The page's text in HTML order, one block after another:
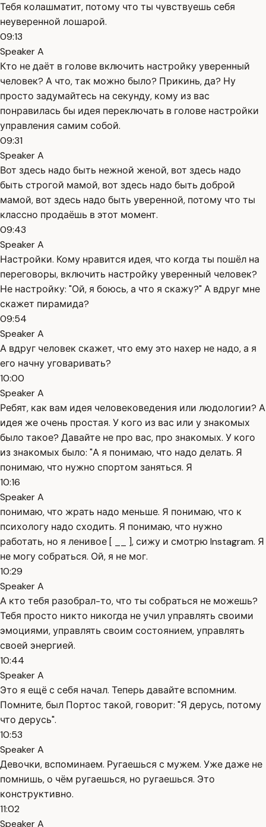
Тебя колашматит, потому что ты чувствуешь себя
неуверенной лошарой.
09:13
Speaker A
Кто не даёт в голове включить настройку уверенный
человек? А что, так можно было? Прикинь, да? Ну
просто задумайтесь на секунду, кому из вас
понравилась бы идея переключать в голове настройки
управления самим собой.
09:31
Speaker A
Вот здесь надо быть нежной женой, вот здесь надо
быть строгой мамой, вот здесь надо быть доброй
мамой, вот здесь надо быть уверенной, потому что ты
классно продаёшь в этот момент.
09:43
Speaker A
Настройки. Кому нравится идея, что когда ты пошёл на
переговоры, включить настройку уверенный человек?
Не настройку: "Ой, я боюсь, а что я скажу?" А вдруг мне
скажет пирамида?
09:54
Speaker A
А вдруг человек скажет, что ему это нахер не надо, а я
его начну уговаривать?
10:00
Speaker A
Ребят, как вам идея человековедения или людологии? А
идея же очень простая. У кого из вас или у знакомых
было такое? Давайте не про вас, про знакомых. У кого
из знакомых было: "А я понимаю, что надо делать. Я
понимаю, что нужно спортом заняться. Я
10:16
Speaker A
понимаю, что жрать надо меньше. Я понимаю, что к
психологу надо сходить. Я понимаю, что нужно
работать, но я ленивое [ __ ], сижу и смотрю Instagram. Я
не могу собраться. Ой, я не мог.
10:29
Speaker A
А кто тебя разобрал-то, что ты собраться не можешь?
Тебя просто никто никогда не учил управлять своими
эмоциями, управлять своим состоянием, управлять
своей энергией.
10:44
Speaker A
Это я ещё с себя начал. Теперь давайте вспомним.
Помните, был Портос такой, говорит: "Я дерусь, потому
что дерусь".
10:53
Speaker A
Девочки, вспоминаем. Ругаешься с мужем. Уже даже не
помнишь, о чём ругаешься, но ругаешься. Это
конструктивно.
11:02
Speaker A